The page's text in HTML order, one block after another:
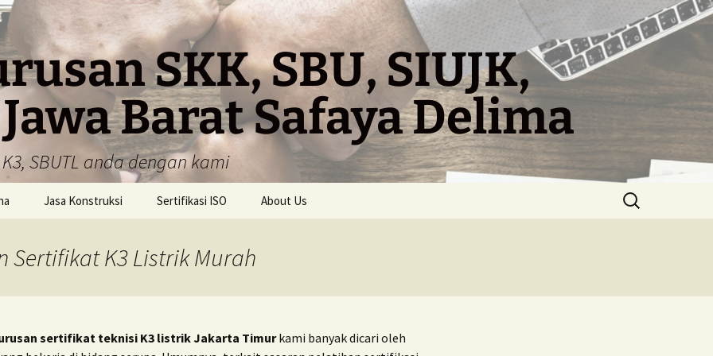
SKK, SBU, SIUJK,
Barat Safaya Delima
SBUTL anda dengan kami
Jasa Konstruksi Sertifikasi ISO
ISO 22000
About Us
Search
for:
Sertifikat K3 Listrik Murah
sertifikat teknisi K3 listrik Jakarta Timurkami banyak dicari oleh